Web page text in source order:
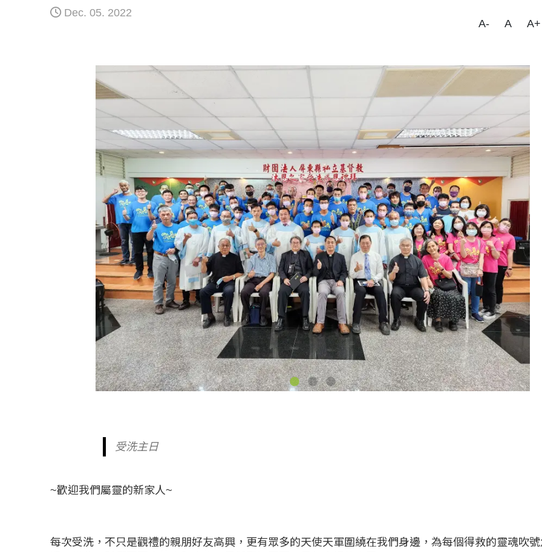
Dec. 05. 2022
A-
A A+
受洗主日
~歡迎我們屬靈的新家人~
每次受洗，不只是觀禮的親朋好友高興，更有眾多的天使天軍圍繞在我們身邊，為每個得救的靈魂吹